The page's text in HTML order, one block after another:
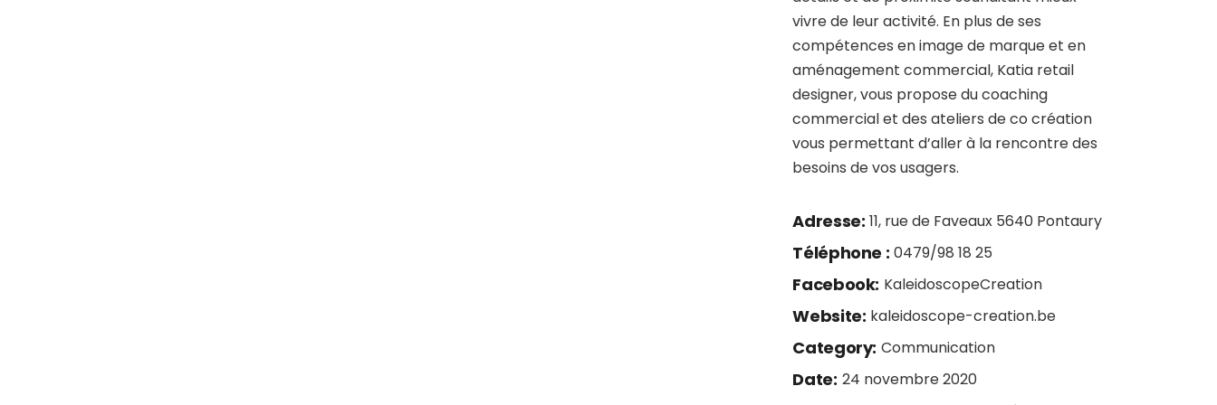
MODE
OPTICIEN
SANTE
vivre de leur activité. En plus de ses
compétences en image de marque et en
aménagement commercial, Katia retail
designer, vous propose du coaching
commercial et des ateliers de co création
vous permettant d’aller à la rencontre des
besoins de vos usagers.
Adresse: 11, rue de Faveaux 5640 Pontaury
Téléphone : 0479/98 18 25
Facebook: KaleidoscopeCreation
Website: kaleidoscope-creation.be
Category: Communication
Date: 24 novembre 2020